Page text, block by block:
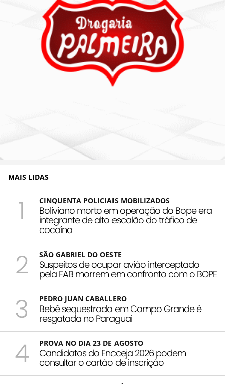
MAIS LIDAS
1 CINQUENTA POLICIAIS MOBILIZADOS
Boliviano morto em operação do Bope era
integrante de alto escalão do tráfico de
cocaína
2 SÃO GABRIEL DO OESTE
Suspeitos de ocupar avião interceptado
pela FAB morrem em confronto com o BOPE
3 PEDRO JUAN CABALLERO
Bebê sequestrada em Campo Grande é
resgatada no Paraguai
4 PROVA NO DIA 23 DE AGOSTO
Candidatos do Encceja 2026 podem
consultar o cartão de inscrição